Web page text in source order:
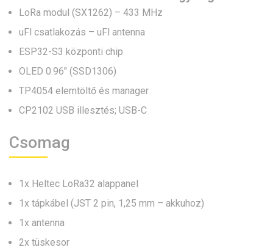
LoRa modul (SX1262) – 433 MHz
uFl csatlakozás – uFl antenna
ESP32-S3 központi chip
OLED 0.96″ (SSD1306)
TP4054 elemtöltő és manager
CP2102 USB illesztés; USB-C
Csomag
1x Heltec LoRa32 alappanel
1x tápkábel (JST 2 pin, 1,25 mm – akkuhoz)
1x antenna
2x tüskesor